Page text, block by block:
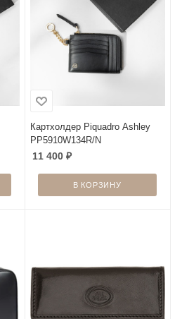
Картхолдер Piquadro Ashley
PP5910W134R/N
11 400₽
В КОРЗИНУ